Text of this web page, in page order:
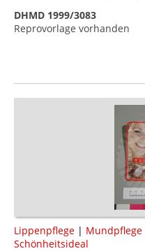
DHMD 1999/3083
Reprovorlage vorhanden
Lippenpflege | Mundpflege
Schönheitsideal